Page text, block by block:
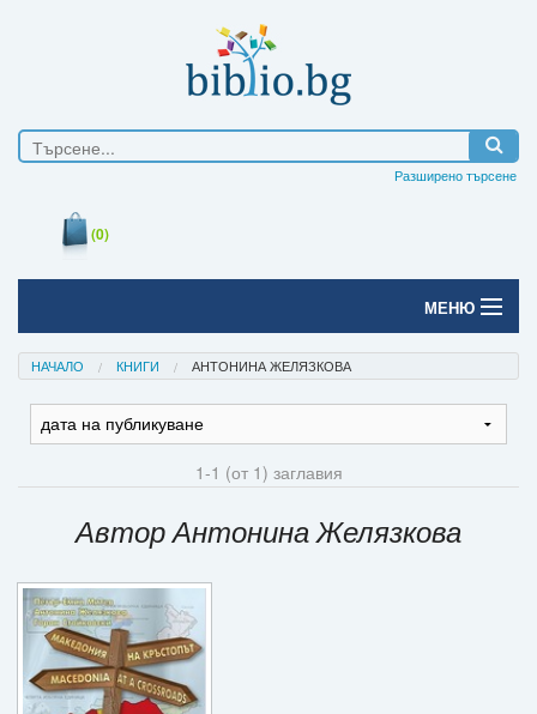
Разширено търсене
(0)
МЕНЮ
Начало
Печатни книги
Е-списания
Подаръци
Ваучери
НАЧАЛО КНИГИ АНТОНИНА ЖЕЛЯЗКОВА
1-1 (от 1) заглавия
Автор Антонина Желязкова